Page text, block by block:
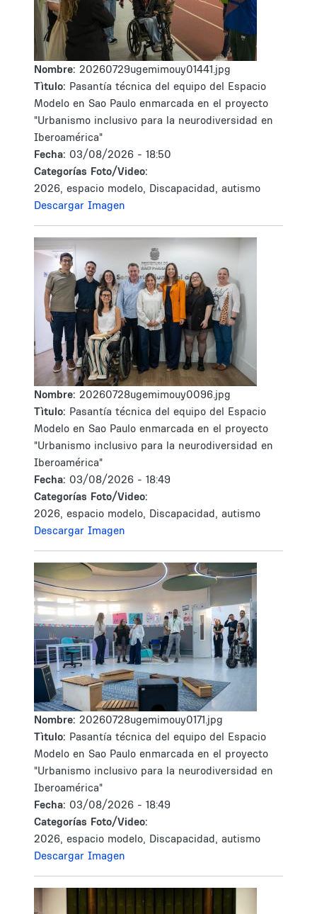
Nombre: 20260729ugemimouy01441.jpg
Tìtulo: Pasantía técnica del equipo del Espacio
Modelo en Sao Paulo enmarcada en el proyecto
"Urbanismo inclusivo para la neurodiversidad en
Iberoamérica"
Fecha: 03/08/2026 - 18:50
Categorías Foto/Video:
2026, espacio modelo, Discapacidad, autismo
Descargar Imagen
Nombre: 20260728ugemimouy0096.jpg
Tìtulo: Pasantía técnica del equipo del Espacio
Modelo en Sao Paulo enmarcada en el proyecto
"Urbanismo inclusivo para la neurodiversidad en
Iberoamérica"
Fecha: 03/08/2026 - 18:49
Categorías Foto/Video:
2026, espacio modelo, Discapacidad, autismo
Descargar Imagen
Nombre: 20260728ugemimouy0171.jpg
Tìtulo: Pasantía técnica del equipo del Espacio
Modelo en Sao Paulo enmarcada en el proyecto
"Urbanismo inclusivo para la neurodiversidad en
Iberoamérica"
Fecha: 03/08/2026 - 18:49
Categorías Foto/Video:
2026, espacio modelo, Discapacidad, autismo
Descargar Imagen